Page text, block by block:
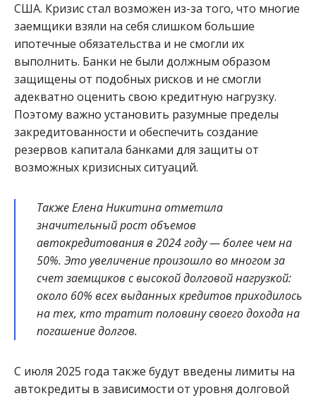
США. Кризис стал возможен из-за того, что многие
заемщики взяли на себя слишком большие
ипотечные обязательства и не смогли их
выполнить. Банки не были должным образом
защищены от подобных рисков и не смогли
адекватно оценить свою кредитную нагрузку.
Поэтому важно установить разумные пределы
закредитованности и обеспечить создание
резервов капитала банками для защиты от
возможных кризисных ситуаций.
Также Елена Никитина отметила
значительный рост объемов
автокредитования в 2024 году — более чем на
50%. Это увеличение произошло во многом за
счет заемщиков с высокой долговой нагрузкой:
около 60% всех выданных кредитов приходилось
на тех, кто тратит половину своего дохода на
погашение долгов.
С июля 2025 года также будут введены лимиты на
автокредиты в зависимости от уровня долговой